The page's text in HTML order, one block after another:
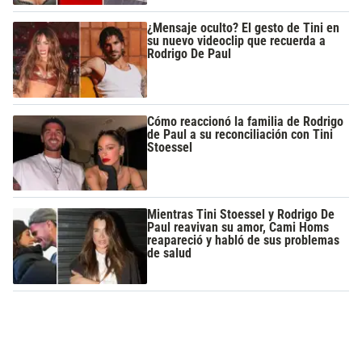
¿Mensaje oculto? El gesto de Tini en
su nuevo videoclip que recuerda a
Rodrigo De Paul
Cómo reaccionó la familia de Rodrigo
de Paul a su reconciliación con Tini
Stoessel
Mientras Tini Stoessel y Rodrigo De
Paul reavivan su amor, Cami Homs
reapareció y habló de sus problemas
de salud